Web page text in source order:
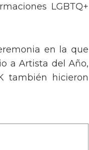
LGBTQ+
en la que
a Artista del Año,
también hicieron